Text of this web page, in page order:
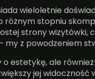
wieloletnie
stopniu
strony wizytówki,
my z powodzeniem
o estetykę, ale
jej widoczność